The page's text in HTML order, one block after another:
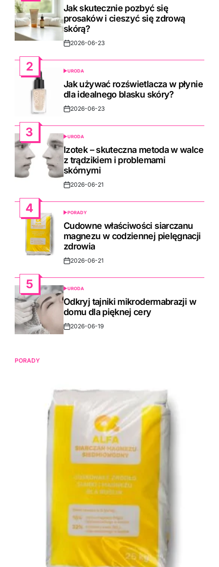
IN
Jak skutecznie pozbyć się
prosaków i cieszyć się zdrową
skórą?
Post2026-06-23
2
POSTED
IN
URODA
Jak używać rozświetlacza w płynie
dla idealnego blasku skóry?
Post2026-06-23
3
POSTED
IN
URODA
Izotek – skuteczna metoda w walce
z trądzikiem i problemami
skórnymi
Post2026-06-21
4
POSTED
IN
PORADY
Cudowne właściwości siarczanu
magnezu w codziennej pielęgnacji
zdrowia
Post2026-06-21
5
POSTED
IN
URODA
Odkryj tajniki mikrodermabrazji w
domu dla pięknej cery
Post2026-06-19
PORADY